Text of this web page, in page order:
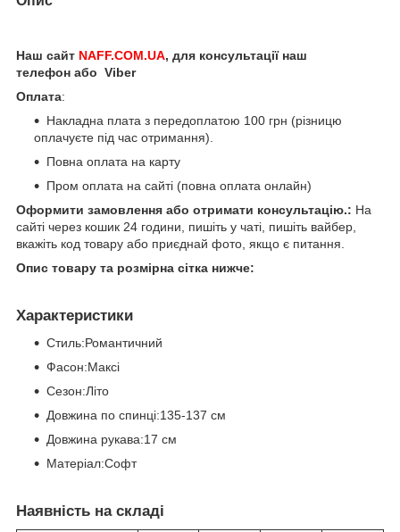
Наш сайт NAFF.COM.UA, для консультації наш
телефон або Viber
Оплата:
Накладна плата з передоплатою 100 грн (різницю
оплачуєте під час отримання).
Повна оплата на карту
Пром оплата на сайті (повна оплата онлайн)
Оформити замовлення або отримати консультацію.: На
сайті через кошик 24 години, пишіть у чаті, пишіть вайбер,
вкажіть код товару або приєднай фото, якщо є питання.
Опис товару та розмірна сітка нижче:
Характеристики
Стиль:Романтичний
Фасон:Максі
Сезон:Літо
Довжина по спинці:135-137 см
Довжина рукава:17 см
Матеріал:Софт
Наявність на складі